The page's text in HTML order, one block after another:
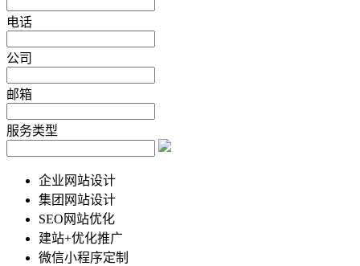
电话
公司
邮箱
服务类型
企业网站设计
集团网站设计
SEO网站优化
建站+优化推广
微信小程序定制